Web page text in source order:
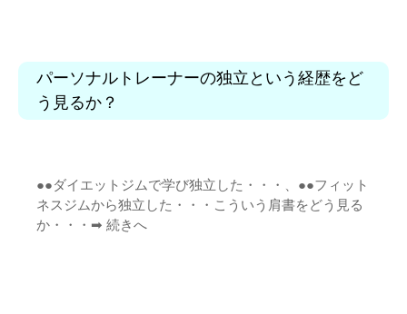
パーソナルトレーナーの独立という経歴をど
う見るか？
●●ダイエットジムで学び独立した・・・、●●フィット
ネスジムから独立した・・・こういう肩書をどう見る
か・・・➡︎ 続きへ